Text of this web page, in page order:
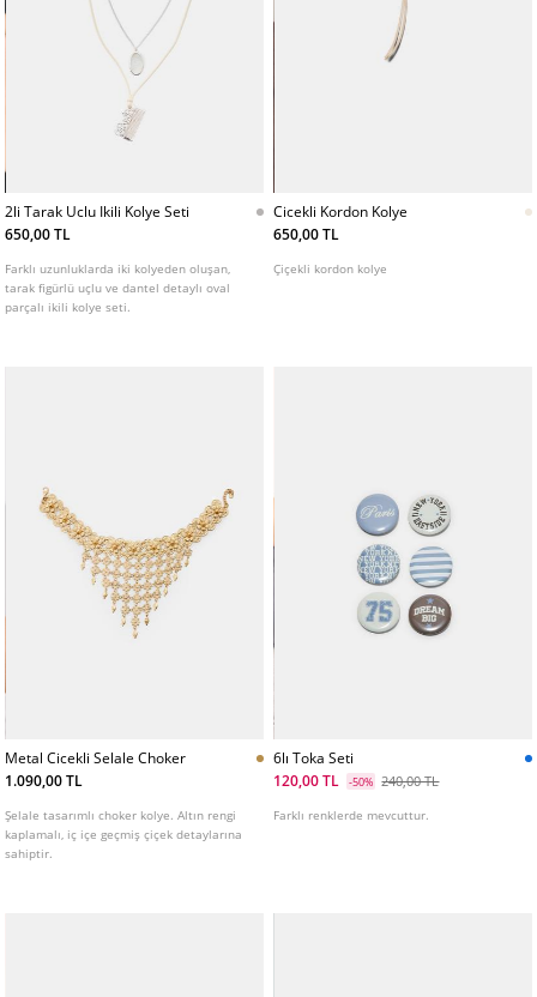
2li Tarak Uclu Ikili Kolye Seti
650,00 TL
Farklı uzunluklarda iki kolyeden oluşan,
tarak figürlü uçlu ve dantel detaylı oval
parçalı ikili kolye seti.
Cicekli Kordon Kolye
650,00 TL
Çiçekli kordon kolye
Metal Cicekli Selale Choker
1.090,00 TL
Şelale tasarımlı choker kolye. Altın rengi
kaplamalı, iç içe geçmiş çiçek detaylarına
sahiptir.
6lı Toka Seti
120,00 TL
-50% 240,00 TL
Farklı renklerde mevcuttur.